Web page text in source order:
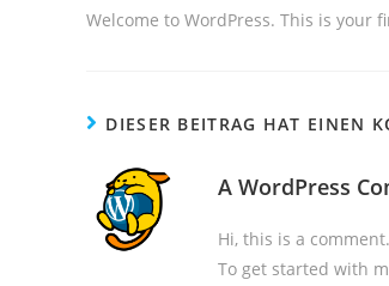
Welcome to WordPress. This is
DIESER BEITRAG HAT EINEN
A WordPress
Hi, this is a comment.
To get started with